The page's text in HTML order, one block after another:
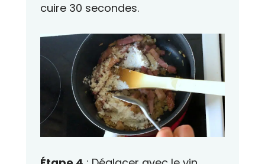
cuire 30 secondes.